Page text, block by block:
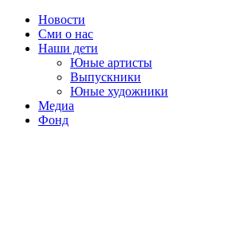
Новости
Сми о нас
Наши дети
Юные артисты
Выпускники
Юные художники
Медиа
Фонд